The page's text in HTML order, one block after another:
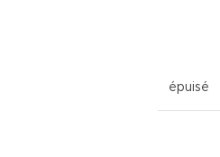
épuisé